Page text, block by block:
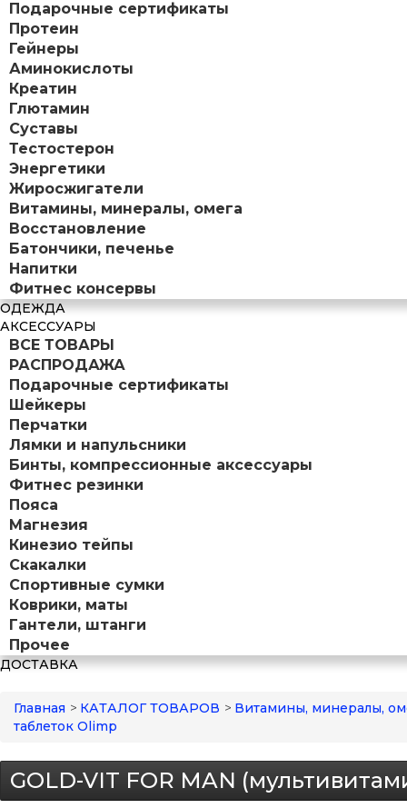
Подарочные сертификаты
Протеин
Гейнеры
Аминокислоты
Креатин
Глютамин
Суставы
Тестостерон
Энергетики
Жиросжигатели
Витамины, минералы, омега
Восстановление
Батончики, печенье
Напитки
Фитнес консервы
ОДЕЖДА
АКСЕССУАРЫ
ВСЕ ТОВАРЫ
РАСПРОДАЖА
Подарочные сертификаты
Шейкеры
Перчатки
Лямки и напульсники
Бинты, компрессионные аксессуары
Фитнес резинки
Пояса
Магнезия
Кинезио тейпы
Скакалки
Спортивные сумки
Коврики, маты
Гантели, штанги
Прочее
ДОСТАВКА
Главная > КАТАЛОГ ТОВАРОВ > Витамины, минералы,
таблеток Olimp
GOLD-VIT FOR MAN